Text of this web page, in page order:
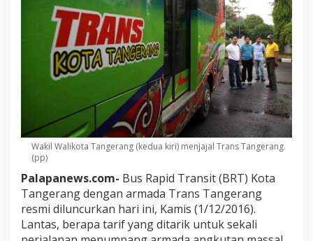
Wakil Walikota Tangerang (kedua kiri) menjajal Trans Tangerang.
(pp)
Palapanews.com- Bus Rapid Transit (BRT) Kota
Tangerang dengan armada Trans Tangerang
resmi diluncurkan hari ini, Kamis (1/12/2016).
Lantas, berapa tarif yang ditarik untuk sekali